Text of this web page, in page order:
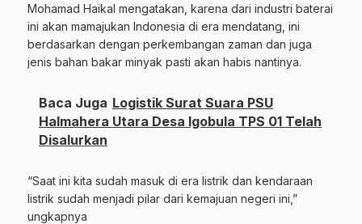
Mohamad Haikal mengatakan, karena dari industri baterai
ini akan mamajukan Indonesia di era mendatang, ini
berdasarkan dengan perkembangan zaman dan juga
jenis bahan bakar minyak pasti akan habis nantinya.
Baca Juga Logistik Surat Suara PSU
Halmahera Utara Desa Igobula TPS 01 Telah
Disalurkan
“Saat ini kita sudah masuk di era listrik dan kendaraan
listrik sudah menjadi pilar dari kemajuan negeri ini,”
ungkapnya